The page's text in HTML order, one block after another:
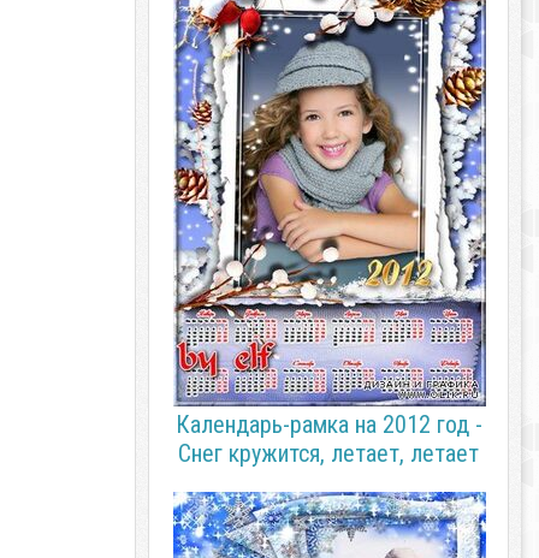
Календарь-рамка на 2012 год -
Снег кружится, летает, летает